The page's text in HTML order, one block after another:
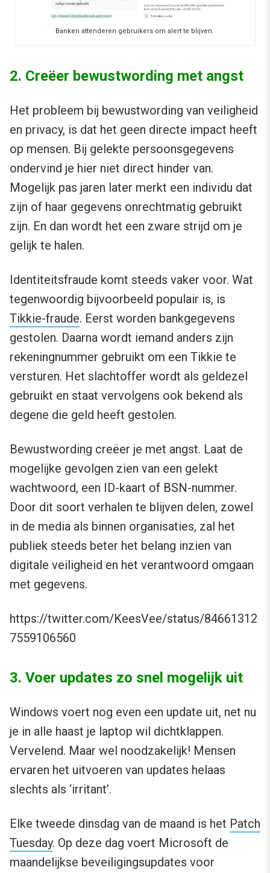
Banken attenderen gebruikers om alert te blijven.
2. Creëer bewustwording met angst
Het probleem bij bewustwording van veiligheid
en privacy, is dat het geen directe impact heeft
op mensen. Bij gelekte persoonsgegevens
ondervind je hier niet direct hinder van.
Mogelijk pas jaren later merkt een individu dat
zijn of haar gegevens onrechtmatig gebruikt
zijn. En dan wordt het een zware strijd om je
gelijk te halen.
Identiteitsfraude komt steeds vaker voor. Wat
tegenwoordig bijvoorbeeld populair is, is
Tikkie-fraude. Eerst worden bankgegevens
gestolen. Daarna wordt iemand anders zijn
rekeningnummer gebruikt om een Tikkie te
versturen. Het slachtoffer wordt als geldezel
gebruikt en staat vervolgens ook bekend als
degene die geld heeft gestolen.
Bewustwording creëer je met angst. Laat de
mogelijke gevolgen zien van een gelekt
wachtwoord, een ID-kaart of BSN-nummer.
Door dit soort verhalen te blijven delen, zowel
in de media als binnen organisaties, zal het
publiek steeds beter het belang inzien van
digitale veiligheid en het verantwoord omgaan
met gegevens.
https://twitter.com/KeesVee/status/84661312
7559106560
3. Voer updates zo snel mogelijk uit
Windows voert nog even een update uit, net nu
je in alle haast je laptop wil dichtklappen.
Vervelend. Maar wel noodzakelijk! Mensen
ervaren het uitvoeren van updates helaas
slechts als ‘irritant’.
Elke tweede dinsdag van de maand is het Patch
Tuesday. Op deze dag voert Microsoft de
maandelijkse beveiligingsupdates voor